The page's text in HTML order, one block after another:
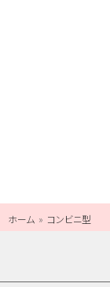
ホーム コンビニ型